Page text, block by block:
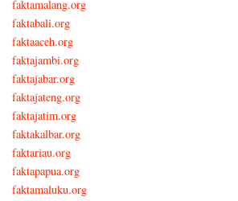
faktamalang.org
faktabali.org
faktaaceh.org
faktajambi.org
faktajabar.org
faktajateng.org
faktajatim.org
faktakalbar.org
faktariau.org
faktapapua.org
faktamaluku.org